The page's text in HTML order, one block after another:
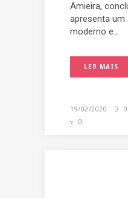
Amieira,
apresenta um
moderno e...
LER MAIS
19/02/2020
0
0